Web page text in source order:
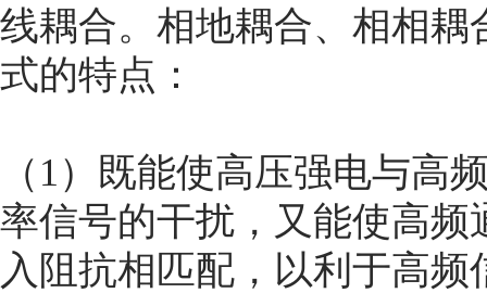
线耦合。相地耦合、相相
式的特点：
（1）既能使高压强电与高
率信号的干扰，又能使高
入阻抗相匹配，以利于高频